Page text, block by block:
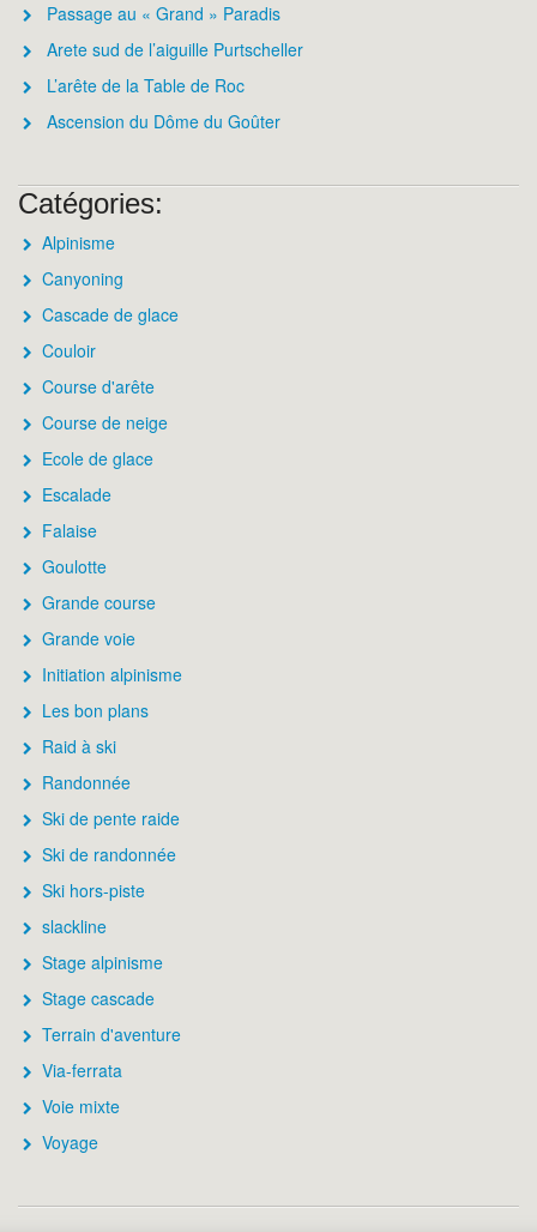
Passage au « Grand » Paradis
Arete sud de l’aiguille Purtscheller
L’arête de la Table de Roc
Ascension du Dôme du Goûter
Catégories:
Alpinisme
Canyoning
Cascade de glace
Couloir
Course d'arête
Course de neige
Ecole de glace
Escalade
Falaise
Goulotte
Grande course
Grande voie
Initiation alpinisme
Les bon plans
Raid à ski
Randonnée
Ski de pente raide
Ski de randonnée
Ski hors-piste
slackline
Stage alpinisme
Stage cascade
Terrain d'aventure
Via-ferrata
Voie mixte
Voyage